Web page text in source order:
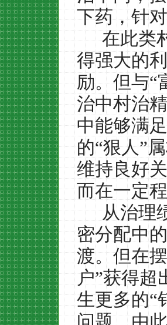
下药，针
在此类
得强大的
励。但与“
治中村治
中能够满
的“狠人”
维持良好
而在一定
从治理
密分配中
渡。但在
户”获得超
生更多的“